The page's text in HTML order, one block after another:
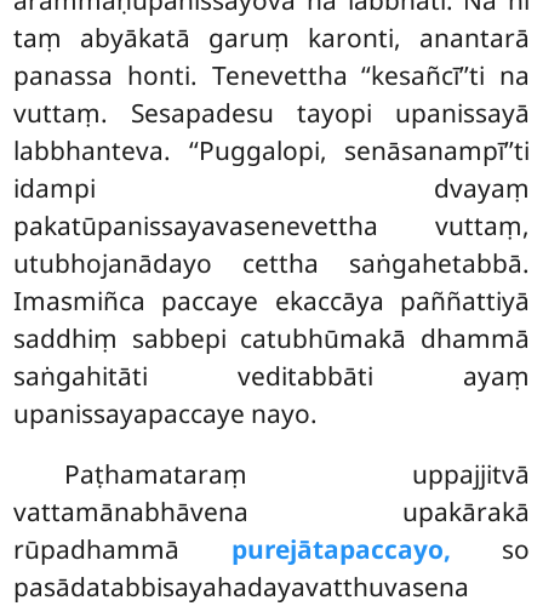
taṃ abyākatā garuṃ karonti, anantarā
panassa honti. Tenevettha ‘‘kesañcī’’ti na
vuttaṃ. Sesapadesu tayopi upanissayā
labbhanteva. ‘‘Puggalopi, senāsanampī’’ti
idampi dvayaṃ
pakatūpanissayavasenevettha vuttaṃ,
utubhojanādayo cettha saṅgahetabbā.
Imasmiñca paccaye ekaccāya paññattiyā
saddhiṃ sabbepi catubhūmakā dhammā
saṅgahitāti veditabbāti ayaṃ
upanissayapaccaye nayo.
Paṭhamataraṃ uppajjitvā
vattamānabhāvena upakārakā
rūpadhammā purejātapaccayo, so
pasādatabbisayahadayavatthuvasena